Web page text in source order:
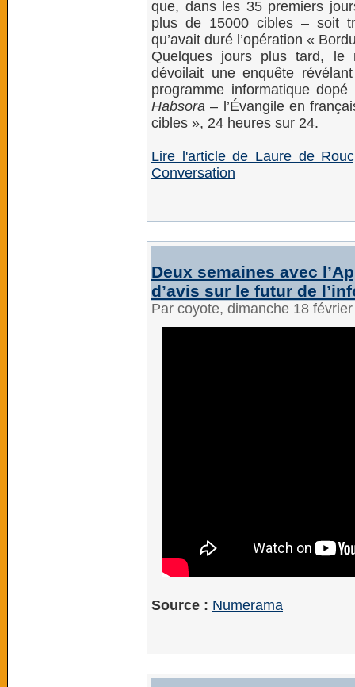
que, dans les 35 premiers
plus de 15000 cibles – soit
qu’avait duré l’opération «
Quelques jours plus tard, le
dévoilait une enquête
programme informatique
Habsora – l’Évangile en
cibles », 24 heures sur 24.
Lire l'article de Laure de
Conversation
Deux semaines avec
d’avis sur le futur de
Par coyote, dimanche 18
Source : Numerama